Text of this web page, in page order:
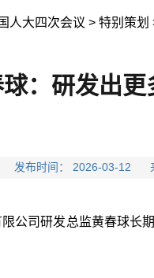
人大四次会议 > 特别策划
：研发出
发布时间： 2026-03-12
公司研发总监黄春球长